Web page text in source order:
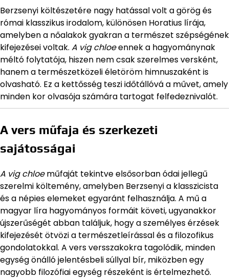
Berzsenyi költészetére nagy hatással volt a görög és
római klasszikus irodalom, különösen Horatius lírája,
amelyben a nőalakok gyakran a természet szépségének
kifejezései voltak. A vig chloeennek a hagyománynak
méltó folytatója, hiszen nem csak szerelmes versként,
hanem a természetközeli életöröm himnuszaként is
olvasható. Ez a kettősség teszi időtállóvá a művet, amely
minden kor olvasója számára tartogat felfedeznivalót.
A vers műfaja és szerkezeti
sajátosságai
A vig chloeműfaját tekintve elsősorban ódai jellegű
szerelmi költemény, amelyben Berzsenyi a klasszicista
és a népies elemeket egyaránt felhasználja. A mű a
magyar líra hagyományos formáit követi, ugyanakkor
újszerűségét abban találjuk, hogy a személyes érzések
kifejezését ötvözi a természetleírással és a filozofikus
gondolatokkal. A vers versszakokra tagolódik, minden
egység önálló jelentésbeli súllyal bír, miközben egy
nagyobb filozófiai egység részeként is értelmezhető.